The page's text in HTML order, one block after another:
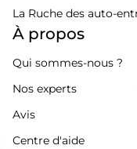
La Ruche des auto-
À propos
Qui sommes-nous ?
Nos experts
Avis
Centre d'aide